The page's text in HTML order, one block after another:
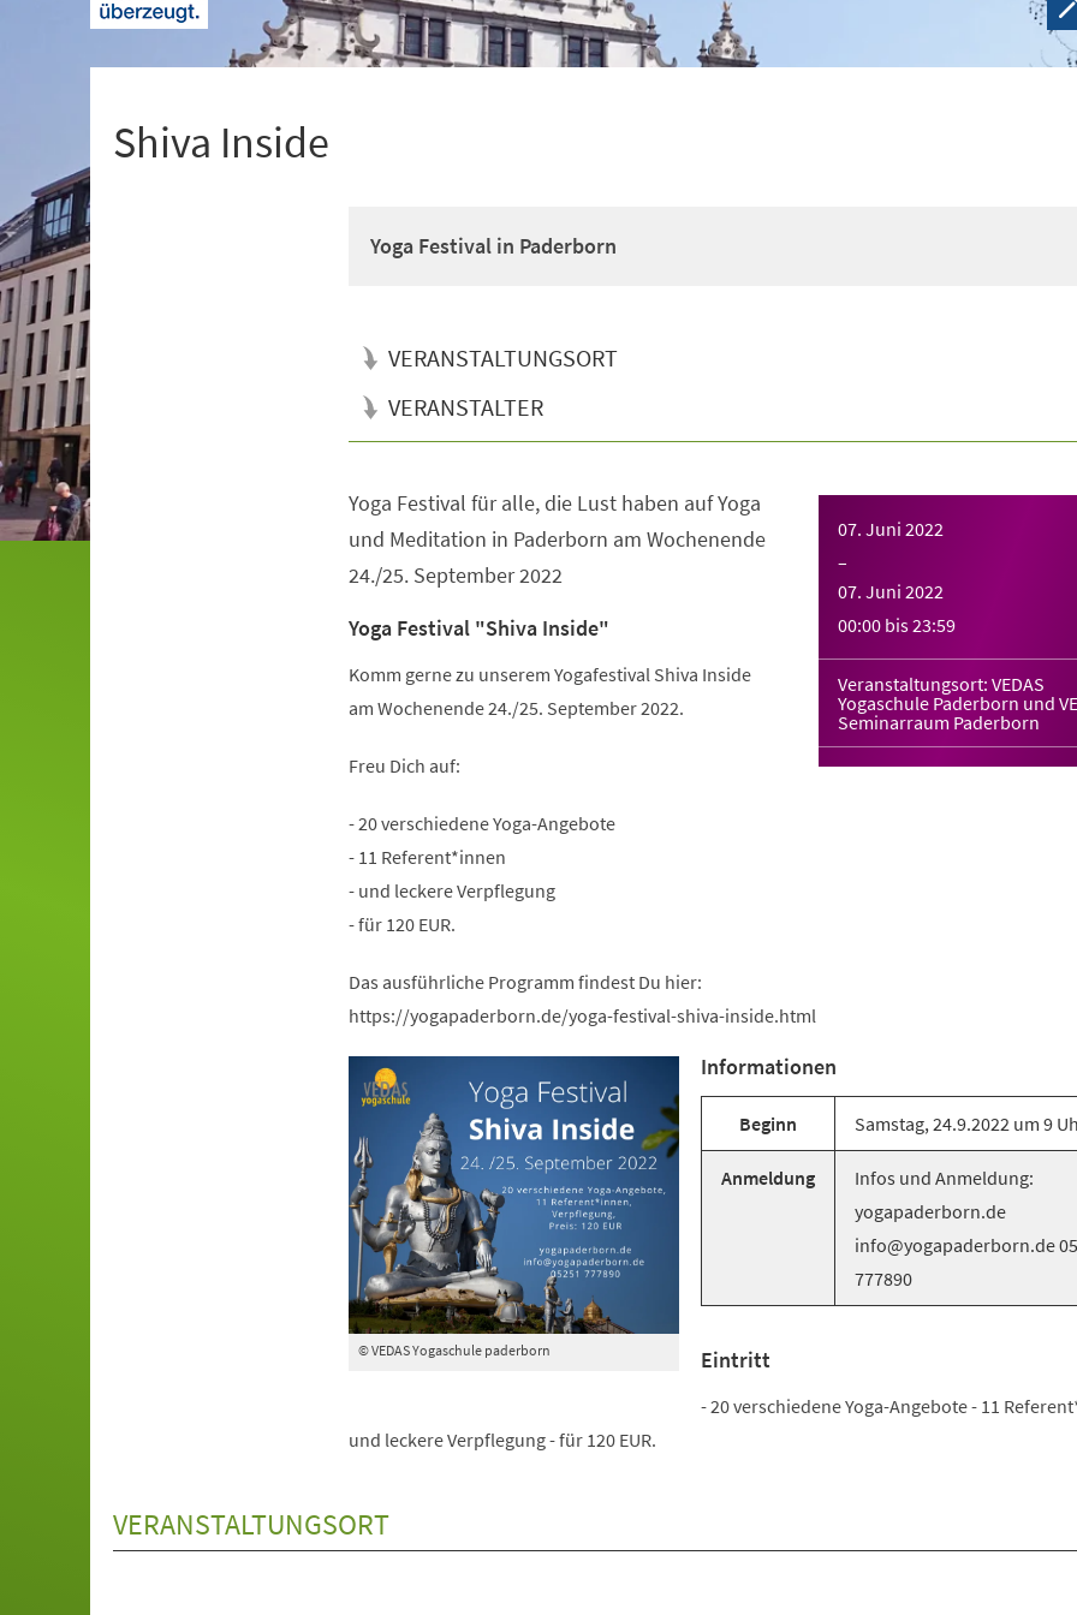
Shiva Inside
Yoga Festival in Paderborn
VERANSTALTUNGSORT
VERANSTALTER
07. Juni 2022
–
07. Juni 2022
00:00 bis23:59
Veranstaltungsort: VEDAS
Yogaschule Paderborn und
Seminarraum Paderborn
Yoga Festival für alle, die Lust haben auf Yoga
und Meditation in Paderborn am Wochenende
24./25. September 2022
Yoga Festival "Shiva Inside"
Komm gerne zu unserem Yogafestival Shiva Inside
am Wochenende 24./25. September 2022.
Freu Dich auf:
- 20 verschiedene Yoga-Angebote
- 11 Referent*innen
- und leckere Verpflegung
- für 120 EUR.
Das ausführliche Programm findest Du hier:
https://yogapaderborn.de/yoga-festival-shiva-inside.html
© VEDAS Yogaschule paderborn
Informationen
Beginn Samstag, 24.9.2022 um 9
Anmeldung
Infos und Anmeldung:
yogapaderborn.de
info@yogapaderborn.de
777890
Eintritt
- 20 verschiedene Yoga-Angebote - 11
und leckere Verpflegung - für 120 EUR.
VERANSTALTUNGSORT